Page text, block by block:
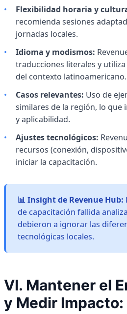
•
Flexibilidad horaria y
recomienda sesiones
jornadas locales.
•
Idioma y modismos:
traducciones literales y
del contexto latinoamericano.
•
Casos relevantes: Uso de
similares de la región, lo que
y aplicabilidad.
•
Ajustes tecnológicos:
recursos (conexión,
iniciar la capacitación.
📊 Insight de Revenue Hub:
de capacitación fallida
debieron a ignorar las
tecnológicas locales.
VI. Mantener el
y Medir